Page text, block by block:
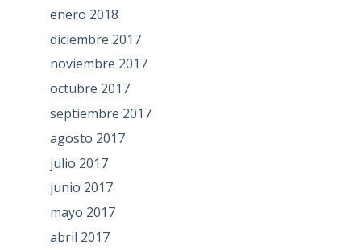
enero 2018
diciembre 2017
noviembre 2017
octubre 2017
septiembre 2017
agosto 2017
julio 2017
junio 2017
mayo 2017
abril 2017